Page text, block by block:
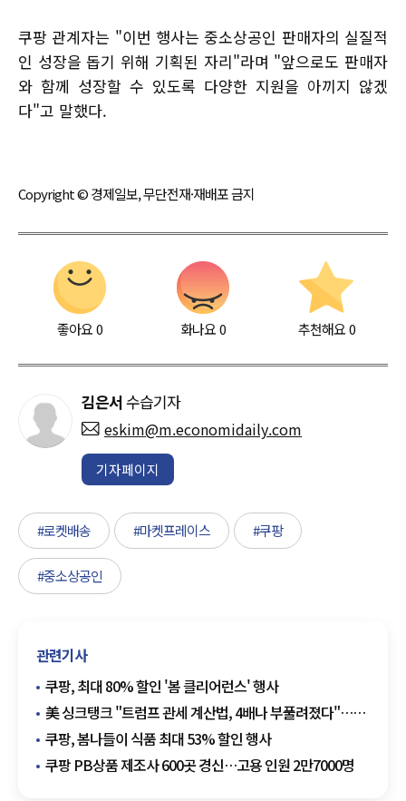
쿠팡 관계자는 "이번 행사는 중소상공인 판매자의 실질적
인 성장을 돕기 위해 기획된 자리"라며 "앞으로도 판매자
와 함께 성장할 수 있도록 다양한 지원을 아끼지 않겠
다"고 말했다.
Copyright © 경제일보, 무단전재·재배포 금지
좋아요0 화나요0 추천해요 0
김은서수습기자
eskim@m.economidaily.com
기자페이지
#로켓배송 #마켓프레이스 #쿠팡
#중소상공인
관련기사
쿠팡, 최대 80% 할인 '봄 클리어런스' 행사
美 싱크탱크 "트럼프 관세 계산법, 4배나 부풀려졌다"…
'25%' 아닌 '10%'가 적정
쿠팡, 봄나들이 식품 최대 53% 할인 행사
쿠팡 PB상품 제조사 600곳 경신…고용 인원 2만7000명